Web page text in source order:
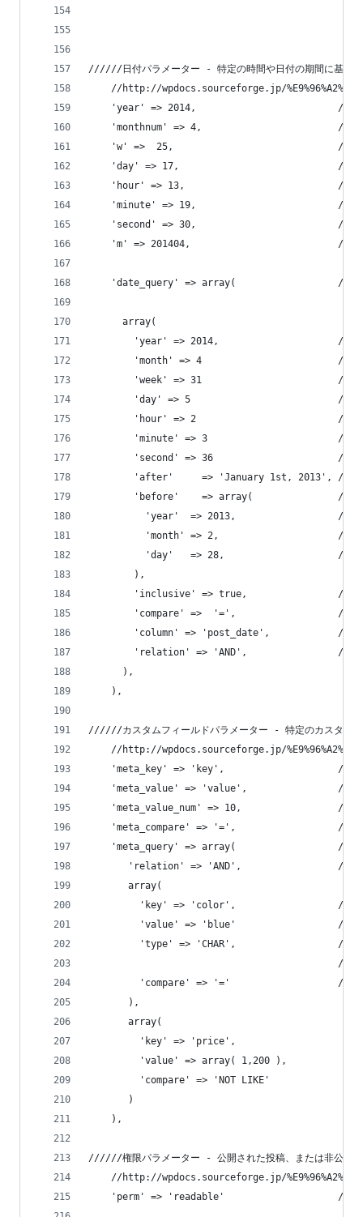
//////日付パラメーター - 特定の時間や日付の期間に基づい
//http://wpdocs.sourceforge.jp/
'year' => 2014,                         //
'monthnum' => 4,                        //
'w' =>  25,                             //
'day' => 17,                            //
'hour' => 13,                           //
'minute' => 19,                         //
'second' => 30,                         //
'm' => 201404,                          //
'date_query' => array(                  //
      array(
'year' => 2014,                     //
'month' => 4                        //
'week' => 31                        //
'day' => 5                          //
'hour' => 2                         //
'minute' => 3                       //
'second' => 36                      //
'after'     => 'January 1st, 2013', //
'before'    => array(               //
'year'  => 2013,                  //
'month' => 2,                     //
'day'   => 28,                    //
        ),
'inclusive' => true,                //
'compare' =>  '=',                  //
'column' => 'post_date',            //
'relation' => 'AND',                //
      ),
    ),
//////カスタムフィールドパラメーター - 特定のカスタムフ
//http://wpdocs.sourceforge.jp/
'meta_key' => 'key',                    //
'meta_value' => 'value',                //
'meta_value_num' => 10,                 //
'meta_compare' => '=',                  //
'meta_query' => array(                  //
'relation' => 'AND',                 //
       array(
'key' => 'color',                  //
'value' => 'blue'                  //
'type' => 'CHAR',                  //
//注意
'compare' => '='                   //
       ),
       array(
         'key' => 'price',
         'value' => array( 1,200 ),
         'compare' => 'NOT LIKE'
       )
    ),
//////権限パラメーター - 公開された投稿、または非公開の
//http://wpdocs.sourceforge.jp/
'perm' => 'readable'                    //